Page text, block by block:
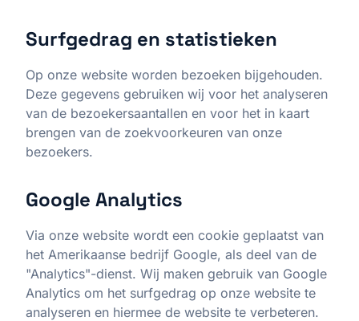
Surfgedrag en statistieken
Op onze website worden bezoeken bijgehouden.
Deze gegevens gebruiken wij voor het analyseren
van de bezoekersaantallen en voor het in kaart
brengen van de zoekvoorkeuren van onze
bezoekers.
Google Analytics
Via onze website wordt een cookie geplaatst van
het Amerikaanse bedrijf Google, als deel van de
"Analytics"-dienst. Wij maken gebruik van Google
Analytics om het surfgedrag op onze website te
analyseren en hiermee de website te verbeteren.